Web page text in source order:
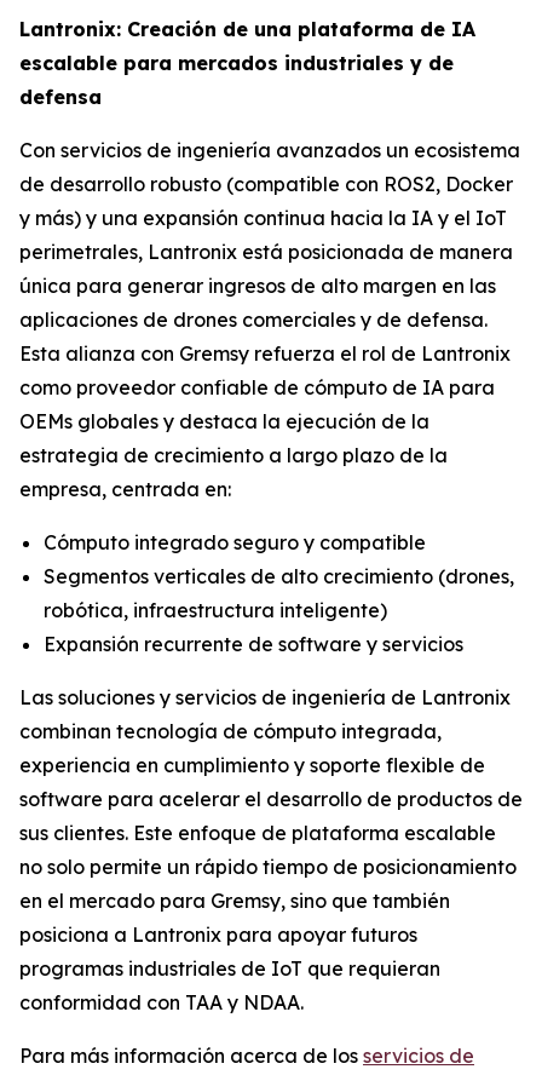
Lantronix: Creación de una plataforma de IA
escalable para mercados industriales y de
defensa
Con servicios de ingeniería avanzados un ecosistema
de desarrollo robusto (compatible con ROS2, Docker
y más) y una expansión continua hacia la IA y el IoT
perimetrales, Lantronix está posicionada de manera
única para generar ingresos de alto margen en las
aplicaciones de drones comerciales y de defensa.
Esta alianza con Gremsy refuerza el rol de Lantronix
como proveedor confiable de cómputo de IA para
OEMs globales y destaca la ejecución de la
estrategia de crecimiento a largo plazo de la
empresa, centrada en:
Cómputo integrado seguro y compatible
Segmentos verticales de alto crecimiento (drones,
robótica, infraestructura inteligente)
Expansión recurrente de software y servicios
Las soluciones y servicios de ingeniería de Lantronix
combinan tecnología de cómputo integrada,
experiencia en cumplimiento y soporte flexible de
software para acelerar el desarrollo de productos de
sus clientes. Este enfoque de plataforma escalable
no solo permite un rápido tiempo de posicionamiento
en el mercado para Gremsy, sino que también
posiciona a Lantronix para apoyar futuros
programas industriales de IoT que requieran
conformidad con TAA y NDAA.
Para más información acerca de los servicios de